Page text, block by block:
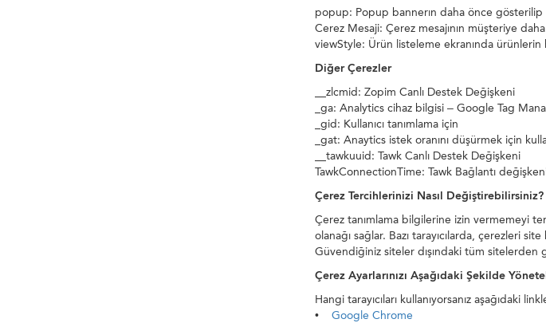
popup: Popup bannerın daha önce
Cerez Mesaji: Çerez mesajının müşteriye
viewStyle: Ürün listeleme ekranında
Diğer Çerezler
__zlcmid: Zopim Canlı Destek Değişkeni
_ga: Analytics cihaz bilgisi – Google Tag
_gid: Kullanıcı tanımlama için
_gat: Anaytics istek oranını düşürmek için
__tawkuuid: Tawk Canlı Destek Değişkeni
TawkConnectionTime: Tawk Bağlantı
Çerez Tercihlerinizi Nasıl Değiştirebilirsiniz?
Çerez tanımlama bilgilerine izin vermemeyi
olanağı sağlar. Bazı tarayıcılarda, çerezleri
Güvendiğiniz siteler dışındaki tüm sitelerden
Çerez Ayarlarınızı Aşağıdaki Şekilde
Hangi tarayıcıları kullanıyorsanız aşağıdaki
• Google Chrome